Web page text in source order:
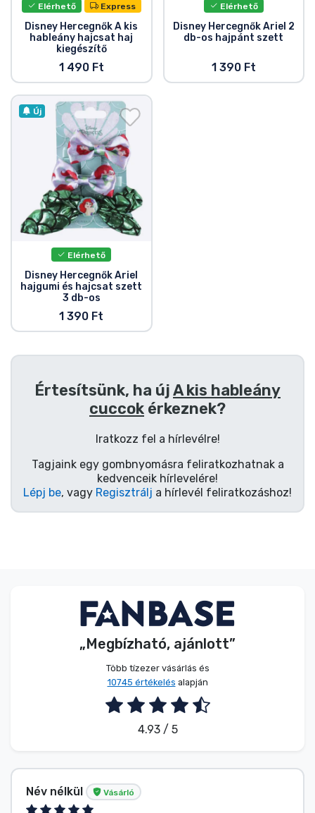
Elérhető Express
Disney Hercegnők A kis
hableány hajcsat haj
kiegészítő
1 490 Ft
Elérhető
Disney Hercegnők Ariel 2
db-os hajpánt szett
1 390 Ft
Új
Elérhető
Disney Hercegnők Ariel
hajgumi és hajcsat szett
3 db-os
1 390 Ft
Értesítsünk, ha újA kis hableány
cuccok érkeznek?
Iratkozz fel a hírlevélre!
Tagjaink egy gombnyomásra feliratkozhatnak a
kedvenceik hírlevelére!
Lépj be, vagy Regisztrálj a hírlevél feliratkozáshoz!
„Megbízható, ajánlott”
Több tízezer vásárlás és
10745 értékelés alapján
4.93 / 5
Név nélkül Vásárló
Mesés cuccok
Animés cuccok
Gamer cuccok
Sportos cuccok
Zenés cuccok
Terméktípusok
Márkák